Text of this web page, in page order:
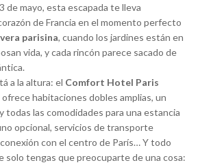
de mayo, esta escapada te lleva
de Francia en el momento perfecto
parisina, cuando los jardines están en
vida, y cada rincón parece sacado de
a la altura: el Comfort Hotel Paris
habitaciones dobles amplias, un
todas las comodidades para una estancia
opcional, servicios de transporte
con el centro de París… Y todo
solo tengas que preocuparte de una cosa: